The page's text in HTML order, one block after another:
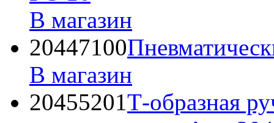
В магазин
20447100
В магазин
20455201Т-образная